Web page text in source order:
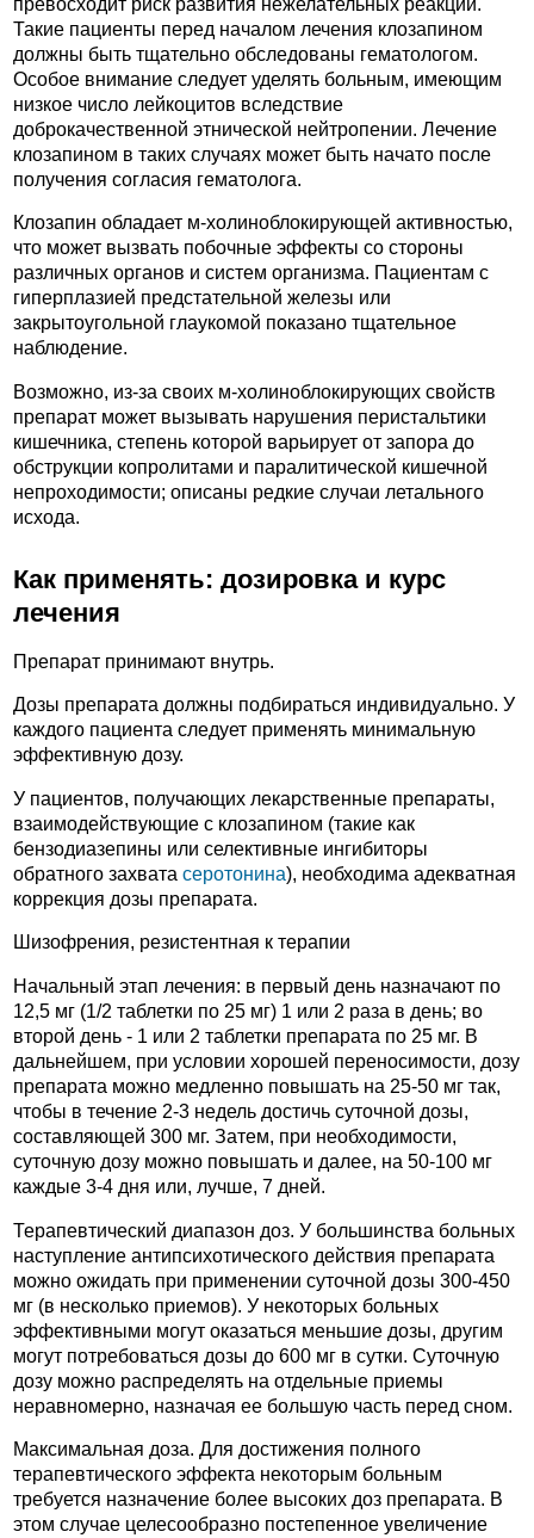
Такие пациенты перед началом лечения клозапином
должны быть тщательно обследованы гематологом.
Особое внимание следует уделять больным, имеющим
низкое число лейкоцитов вследствие
доброкачественной этнической нейтропении. Лечение
клозапином в таких случаях может быть начато после
получения согласия гематолога.
Клозапин обладает м-холиноблокирующей активностью,
что может вызвать побочные эффекты со стороны
различных органов и систем организма. Пациентам с
гиперплазией предстательной железы или
закрытоугольной глаукомой показано тщательное
наблюдение.
Возможно, из-за своих м-холиноблокирующих свойств
препарат может вызывать нарушения перистальтики
кишечника, степень которой варьирует от запора до
обструкции копролитами и паралитической кишечной
непроходимости; описаны редкие случаи летального
исхода.
Как применять: дозировка и курс
лечения
Препарат принимают внутрь.
Дозы препарата должны подбираться индивидуально. У
каждого пациента следует применять минимальную
эффективную дозу.
У пациентов, получающих лекарственные препараты,
взаимодействующие с клозапином (такие как
бензодиазепины или селективные ингибиторы
обратного захвата серотонина), необходима адекватная
коррекция дозы препарата.
Шизофрения, резистентная к терапии
Начальный этап лечения: в первый день назначают по
12,5 мг (1/2 таблетки по 25 мг) 1 или 2 раза в день; во
второй день - 1 или 2 таблетки препарата по 25 мг. В
дальнейшем, при условии хорошей переносимости, дозу
препарата можно медленно повышать на 25-50 мг так,
чтобы в течение 2-3 недель достичь суточной дозы,
составляющей 300 мг. Затем, при необходимости,
суточную дозу можно повышать и далее, на 50-100 мг
каждые 3-4 дня или, лучше, 7 дней.
Терапевтический диапазон доз. У большинства больных
наступление антипсихотического действия препарата
можно ожидать при применении суточной дозы 300-450
мг (в несколько приемов). У некоторых больных
эффективными могут оказаться меньшие дозы, другим
могут потребоваться дозы до 600 мг в сутки. Суточную
дозу можно распределять на отдельные приемы
неравномерно, назначая ее большую часть перед сном.
Максимальная доза. Для достижения полного
терапевтического эффекта некоторым больным
требуется назначение более высоких доз препарата. В
этом случае целесообразно постепенное увеличение